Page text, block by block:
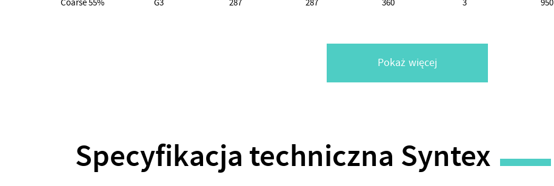
Coarse 55%
G3 287 287 360 3 950
Pokaż więcej
Specyfikacja techniczna Syntex